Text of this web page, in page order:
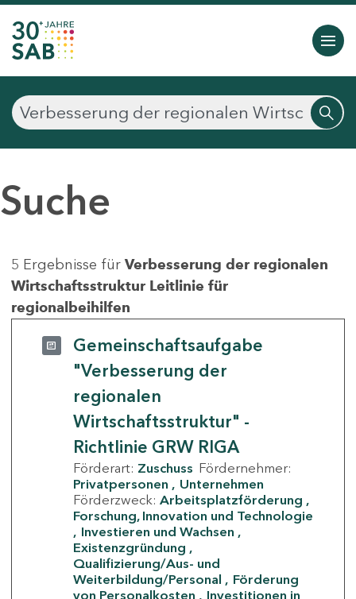
Suche
5 Ergebnisse für Verbesserung der regionalen
Wirtschaftsstruktur Leitlinie für
regionalbeihilfen
Gemeinschaftsaufgabe
"Verbesserung der
regionalen
Wirtschaftsstruktur" -
Richtlinie GRW RIGA
Förderart: Zuschuss Fördernehmer:
Privatpersonen
Unternehmen
Förderzweck: Arbeitsplatzförderung
Forschung, Innovation und Technologie
Investieren und Wachsen
Existenzgründung
Qualifizierung/Aus- und
Weiterbildung/Personal
Förderung
von Personalkosten
Investitionen in